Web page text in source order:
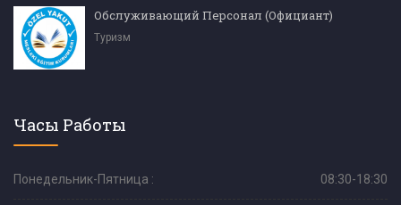
Обслуживающий Персонал (Официант)
Туризм
Часы Работы
Понедельник-Пятница : 08:30-18:30